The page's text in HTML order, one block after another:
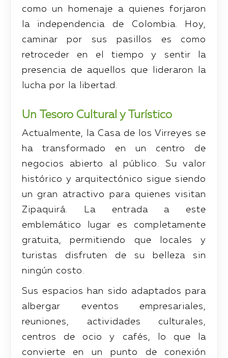
como un homenaje a quienes forjaron
la independencia de Colombia. Hoy,
caminar por sus pasillos es como
retroceder en el tiempo y sentir la
presencia de aquellos que lideraron la
lucha por la libertad.
Un Tesoro Cultural y Turístico
Actualmente, la Casa de los Virreyes se
ha transformado en un centro de
negocios abierto al público. Su valor
histórico y arquitectónico sigue siendo
un gran atractivo para quienes visitan
Zipaquirá. La entrada a este
emblemático lugar es completamente
gratuita, permitiendo que locales y
turistas disfruten de su belleza sin
ningún costo.
Sus espacios han sido adaptados para
albergar eventos empresariales,
reuniones, actividades culturales,
centros de ocio y cafés, lo que la
convierte en un punto de conexión